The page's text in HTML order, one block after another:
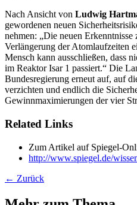
Nach Ansicht von Ludwig
gewordenen neuen
nehmen: „Die neuen Erkenntnisse
Verlängerung der Atomlaufzeiten
Mensch kann ausschließen, dass
im Reaktor Isar 1 passiert.“ Die
Bundesregierung erneut auf, auf
verzichten und endlich die
Gewinnmaximierungen der vier
Related Links
Zum Artikel auf Spiegel-
http://www.spiegel.de/
← Zurück